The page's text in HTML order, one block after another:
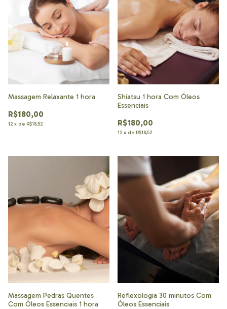
Massagem Relaxante 1 hora
R$180,00
12 x de R$18,52
Shiatsu 1 hora Com Óleos
Essenciais
R$180,00
12 x de R$18,52
Massagem Pedras Quentes
Com Óleos Essenciais 1 hora
Reflexologia 30 minutos Com
Óleos Essenciais